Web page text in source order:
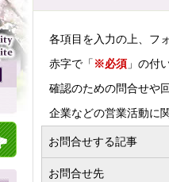
各項目を入力の上、フ
赤字で「 ※必須 」の付
確認のための問合せや
企業などの営業活動に
お問合せする記事
お問合せ先